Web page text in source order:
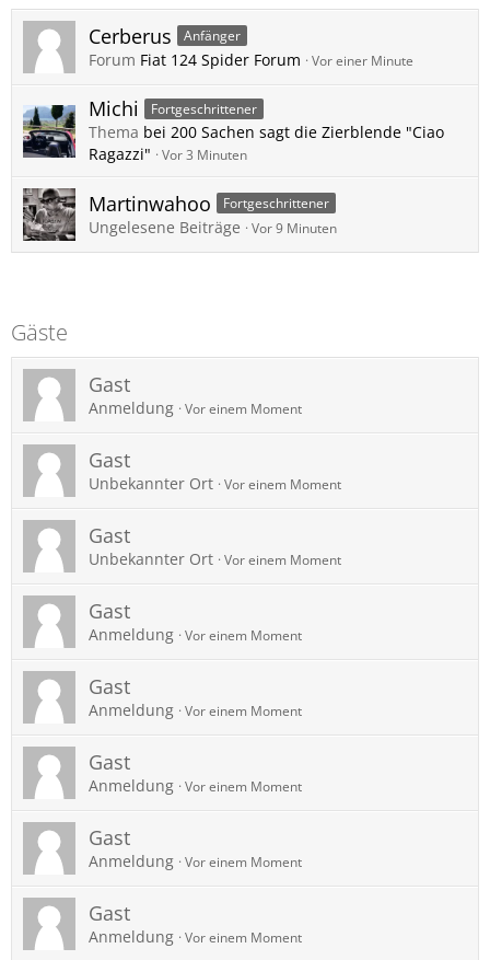
Cerberus Anfänger
Forum Fiat 124 Spider Forum Vor einer Minute
Michi Fortgeschrittener
Thema bei 200 Sachen sagt die Zierblende "Ciao
Ragazzi"
Vor 3 Minuten
Martinwahoo Fortgeschrittener
Ungelesene Beiträge Vor 9 Minuten
Gäste
Gast
Anmeldung Vor einem Moment
Gast
Unbekannter Ort Vor einem Moment
Gast
Unbekannter Ort Vor einem Moment
Gast
Anmeldung Vor einem Moment
Gast
Anmeldung Vor einem Moment
Gast
Anmeldung Vor einem Moment
Gast
Anmeldung Vor einem Moment
Gast
Anmeldung Vor einem Moment